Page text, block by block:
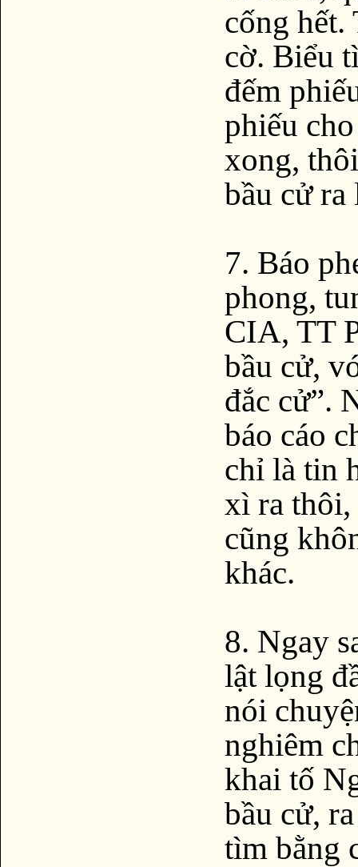
cống hết.
cờ. Biểu
đếm
phiếu
xong,
bầu cử
7. Báo
phong,
CIA, TT
bầu cử,
đắc cử”.
báo cáo
chỉ là tin
xì ra
cũng
khác.
8. Ngay
lật lọng
nói
nghiêm
khai tố
bầu cử,
tìm bằng